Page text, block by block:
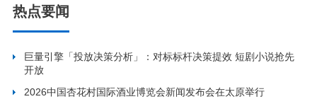
热点要闻
巨量引擎「投放决策分析」：对标标杆决策提效 短剧小说抢先
开放
2026中国杏花村国际酒业博览会新闻发布会在太原举行